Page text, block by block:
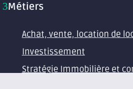
Métiers
Achat, vente, location de
Investissement
Stratégie Immobilière et